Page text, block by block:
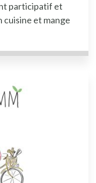
participatif et
cuisine et mange